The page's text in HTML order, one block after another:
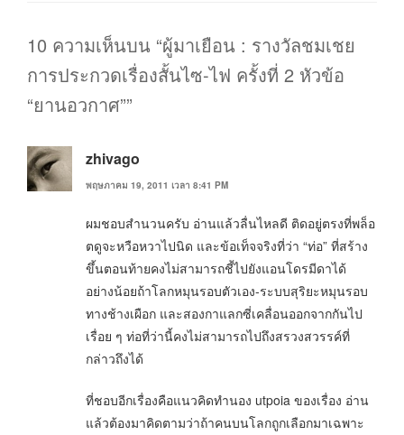
10 ความเห็นบน “ผู้มาเยือน : รางวัลชมเชย
การประกวดเรื่องสั้นไซ-ไฟ ครั้งที่ 2 หัวข้อ
“ยานอวกาศ””
zhivago
พฤษภาคม 19, 2011 เวลา 8:41 PM
ผมชอบสำนวนครับ อ่านแล้วลื่นไหลดี ติดอยู่ตรงที่พล็อ
ตดูจะหวือหวาไปนิด และข้อเท็จจริงที่ว่า “ท่อ” ที่สร้าง
ขึ้นตอนท้ายคงไม่สามารถชี้ไปยังแอนโดรมีดาได้
อย่างน้อยถ้าโลกหมุนรอบตัวเอง-ระบบสุริยะหมุนรอบ
ทางช้างเผือก และสองกาแลกซี่เคลื่อนออกจากกันไป
เรื่อย ๆ ท่อที่ว่านี้คงไม่สามารถไปถึงสรวงสวรรค์ที่
กล่าวถึงได้
ที่ชอบอีกเรื่องคือแนวคิดทำนอง utpoia ของเรื่อง อ่าน
แล้วต้องมาคิดตามว่าถ้าคนบนโลกถูกเลือกมาเฉพาะ